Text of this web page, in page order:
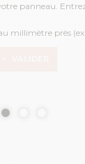
panneau.
millimètre près